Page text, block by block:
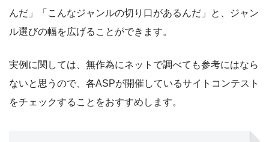
んだ」「こんなジャンルの切り口があるんだ」と、ジャン
ル選びの幅を広げることができます。
実例に関しては、無作為にネットで調べても参考にはなら
ないと思うので、各ASPが開催しているサイトコンテスト
をチェックすることをおすすめします。